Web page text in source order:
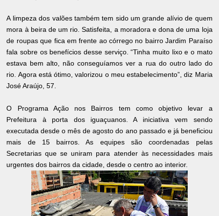
A limpeza dos valões também tem sido um grande alívio de quem
mora à beira de um rio. Satisfeita, a moradora e dona de uma loja
de roupas que fica em frente ao córrego no bairro Jardim Paraíso
fala sobre os benefícios desse serviço. “Tinha muito lixo e o mato
estava bem alto, não conseguíamos ver a rua do outro lado do
rio. Agora está ótimo, valorizou o meu estabelecimento”, diz Maria
José Araújo, 57.
O Programa Ação nos Bairros tem como objetivo levar a
Prefeitura à porta dos iguaçuanos. A iniciativa vem sendo
executada desde o mês de agosto do ano passado e já beneficiou
mais de 15 bairros. As equipes são coordenadas pelas
Secretarias que se uniram para atender às necessidades mais
urgentes dos bairros da cidade, desde o centro ao interior.